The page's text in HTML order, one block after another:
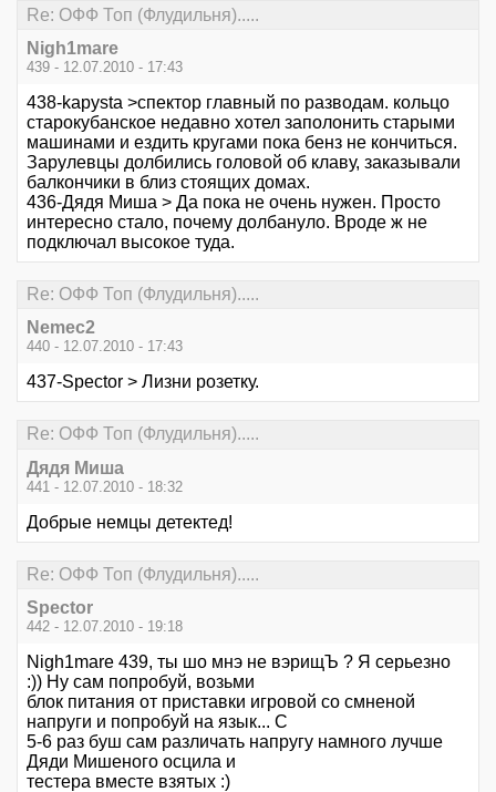
Re: ОФФ Топ (Флудильня).....
Nigh1mare
439 - 12.07.2010 - 17:43
438-kapysta >спектор главный по разводам. кольцо
старокубанское недавно хотел заполонить старыми
машинами и ездить кругами пока бенз не кончиться.
Зарулевцы долбились головой об клаву, заказывали
балкончики в близ стоящих домах.
436-Дядя Миша > Да пока не очень нужен. Просто
интересно стало, почему долбануло. Вроде ж не
подключал высокое туда.
Re: ОФФ Топ (Флудильня).....
Nemec2
440 - 12.07.2010 - 17:43
437-Spector > Лизни розетку.
Re: ОФФ Топ (Флудильня).....
Дядя Миша
441 - 12.07.2010 - 18:32
Добрые немцы детектед!
Re: ОФФ Топ (Флудильня).....
Spector
442 - 12.07.2010 - 19:18
Nigh1mare 439, ты шо мнэ не вэрищЪ ? Я серьезно
:)) Ну сам попробуй, возьми
блок питания от приставки игровой со смненой
напруги и попробуй на язык... С
5-6 раз буш сам различать напругу намного лучше
Дяди Мишеного осцила и
тестера вместе взятых :)